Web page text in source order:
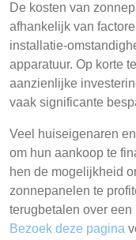
De kosten van
afhankelijk van
installatie-
apparatuur. Op korte
aanzienlijke
vaak significante
Veel huiseigenaren
om hun aankoop te
hen de mogelijkheid
zonnepanelen te
terugbetalen over
Bezoek deze pagina